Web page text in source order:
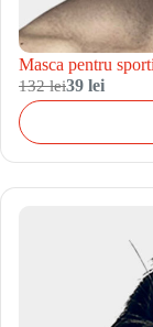
Masca pentru
132 lei39 lei